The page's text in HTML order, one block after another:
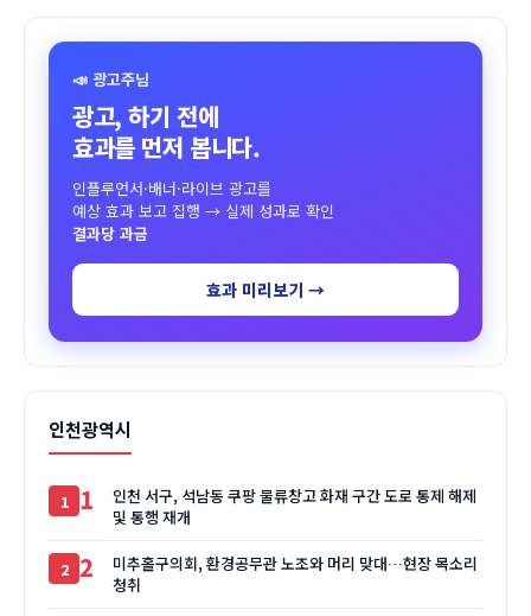
📣 광고주님
광고, 하기 전에
효과를 먼저 봅니다.
인플루언서·배너·라이브 광고를
예상 효과 보고 집행 → 실제 성과로 확인
결과당 과금
효과 미리보기 →
인천광역시
1
인천 서구, 석남동 쿠팡 물류창고 화재 구간 도로 통제 해제
및 통행 재개
2
미추홀구의회, 환경공무관 노조와 머리 맞대…현장 목소리
청취